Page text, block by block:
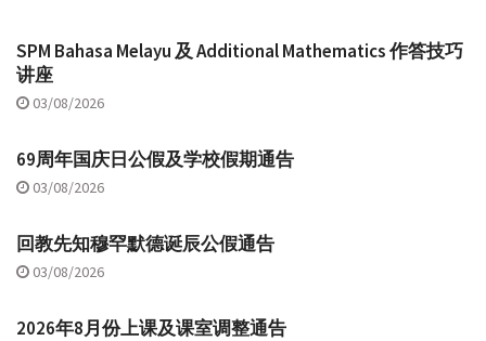
SPM Bahasa Melayu 及 Additional Mathematics 作答技巧
讲座
03/08/2026
69周年国庆日公假及学校假期通告
03/08/2026
回教先知穆罕默德诞辰公假通告
03/08/2026
2026年8月份上课及课室调整通告